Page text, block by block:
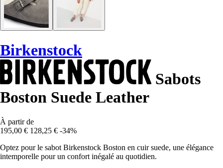
Birkenstock
Sabots
Boston Suede Leather
À partir de
195,00 € 128,25 € -34%
Optez pour le sabot Birkenstock Boston en cuir suede, une élégance
intemporelle pour un confort inégalé au quotidien.